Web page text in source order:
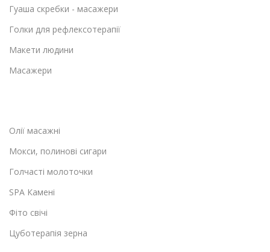
Гуаша скребки - масажери
Голки для рефлексотерапії
Макети людини
Масажери
Олії масажні
Мокси, полинові сигари
Голчасті молоточки
SPA Камені
Фіто свічі
Цуботерапія зерна